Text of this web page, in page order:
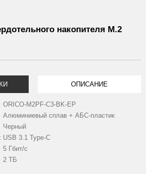
накопителя M.2
ОПИСАНИЕ
ORICO-M2PF-C3-BK-EP
Алюминиевый сплав + АБС-пластик
Черный
USB 3.1 Type-C
5 Гбит/с
2 ТБ